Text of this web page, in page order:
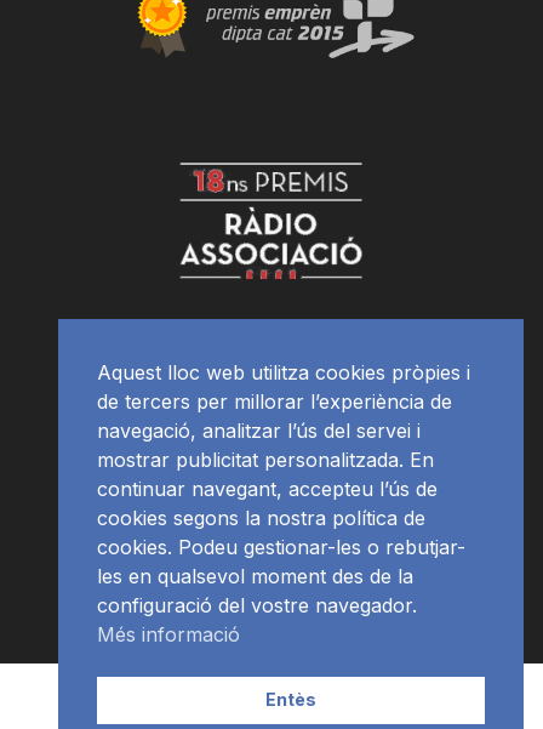
APP Programació
Aquest lloc web utilitza cookies pròpies i
de tercers per millorar l’experiència de
navegació, analitzar l’ús del servei i
mostrar publicitat personalitzada. En
continuar navegant, accepteu l’ús de
cookies segons la nostra política de
cookies. Podeu gestionar-les o rebutjar-
les en qualsevol moment des de la
configuració del vostre navegador.
Més informació
Entès